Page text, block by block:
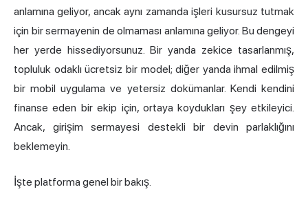
anlamına geliyor, ancak aynı zamanda işleri kusursuz tutmak
için bir sermayenin de olmaması anlamına geliyor. Bu dengeyi
her yerde hissediyorsunuz. Bir yanda zekice tasarlanmış,
topluluk odaklı ücretsiz bir model; diğer yanda ihmal edilmiş
bir mobil uygulama ve yetersiz dokümanlar. Kendi kendini
finanse eden bir ekip için, ortaya koydukları şey etkileyici.
Ancak, girişim sermayesi destekli bir devin parlaklığını
beklemeyin.
İşte platforma genel bir bakış.